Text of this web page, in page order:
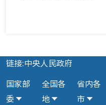
链接:中央人民政府
国家部
委
全国各
地
省内各
市